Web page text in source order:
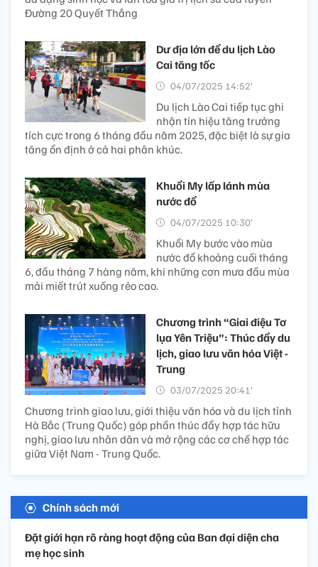
Đường 20 Quyết Thắng
Dư địa lớn để du lịch Lào
Cai tăng tốc
04/07/2025 14:52’
Du lịch Lào Cai tiếp tục ghi
nhận tín hiệu tăng trưởng
tích cực trong 6 tháng đầu năm 2025, đặc biệt là sự gia
tăng ổn định ở cả hai phân khúc.
Khuổi My lấp lánh mùa
nước đổ
04/07/2025 10:30’
Khuổi My bước vào mùa
nước đổ khoảng cuối tháng
6, đầu tháng 7 hàng năm, khi những cơn mưa đầu mùa
mải miết trút xuống rẻo cao.
Chương trình “Giai điệu Tơ
lụa Yên Triệu”: Thúc đẩy du
lịch, giao lưu văn hóa Việt -
Trung
03/07/2025 20:41’
Chương trình giao lưu, giới thiệu văn hóa và du lịch tỉnh
Hà Bắc (Trung Quốc) góp phần thúc đẩy hợp tác hữu
nghị, giao lưu nhân dân và mở rộng các cơ chế hợp tác
giữa Việt Nam - Trung Quốc.
Chính sách mới
Đặt giới hạn rõ ràng hoạt động của Ban đại diện cha
mẹ học sinh